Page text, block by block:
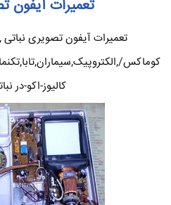
تعمیرات آیفون
تعمیرات آیفون تصویری
کوماکس/
کالیوز-اکو-در